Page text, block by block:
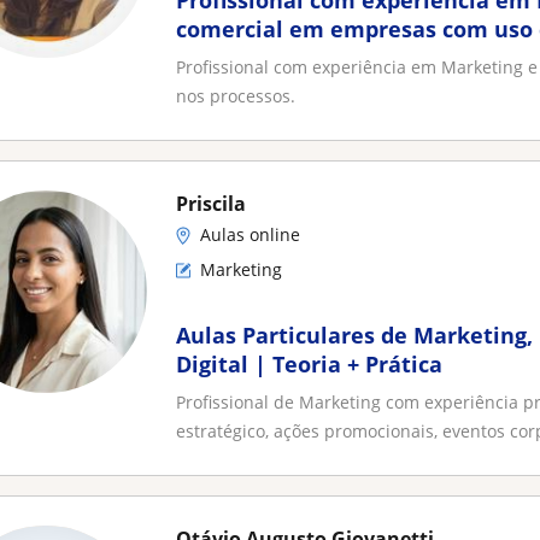
comercial em empresas com
processos
Profissional com experiência em Marketing
nos processos.
Priscila
Aulas online
Marketing
Aulas Particulares de
Digital | Teoria + Prática
Profissional de Marketing com experiência
estratégico, ações promocionais, eventos